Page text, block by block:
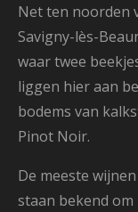
Net ten noorden
Savigny-lès-
waar twee
liggen hier aan
bodems van
Pinot Noir.
De meeste
staan bekend